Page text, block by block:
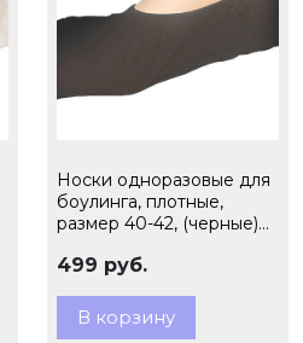
Носки одноразовые для
боулинга, плотные,
размер 40-42, (черные)
499 руб.
В корзину